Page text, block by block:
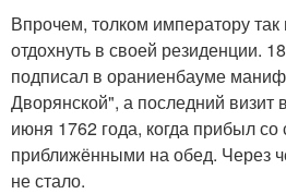
Впрочем, толком императору так
отдохнуть в своей резиденции.
подписал в ораниенбауме
Дворянской", а последний визит
июня 1762 года, когда прибыл со
приближёнными на обед. Через
не стало.